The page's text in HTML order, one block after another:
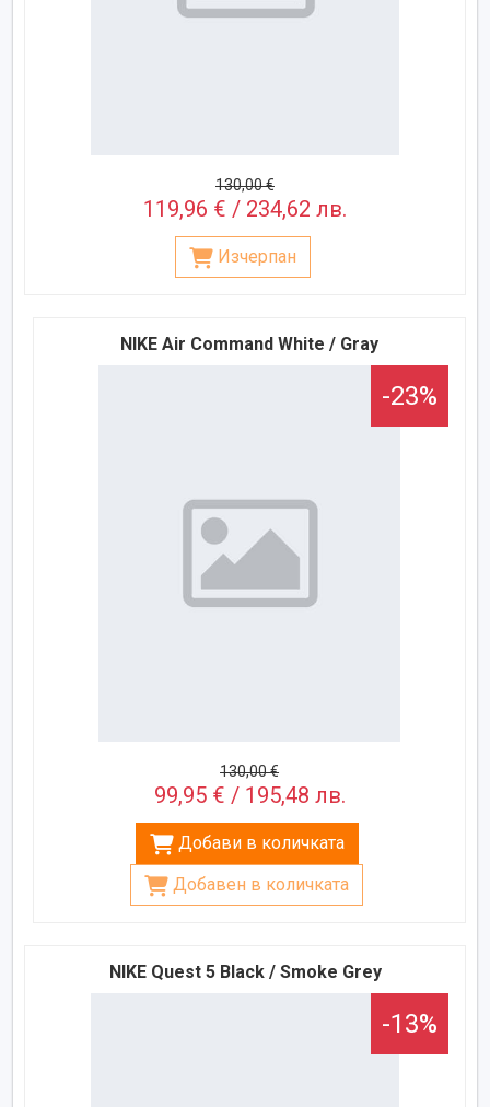
130,00 €
119,96 € / 234,62 лв.
Изчерпан
NIKE Air Command White / Gray
-23%
130,00 €
99,95 € / 195,48 лв.
Добави в количката
Добавен в количката
NIKE Quest 5 Black / Smoke Grey
-13%